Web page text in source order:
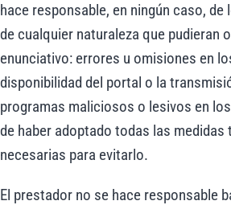
hace responsable, en ningún caso,
de cualquier naturaleza que pudieran
enunciativo: errores u omisiones en
disponibilidad del portal o la
programas maliciosos o lesivos en
de haber adoptado todas las
necesarias para evitarlo.
El prestador no se hace responsable